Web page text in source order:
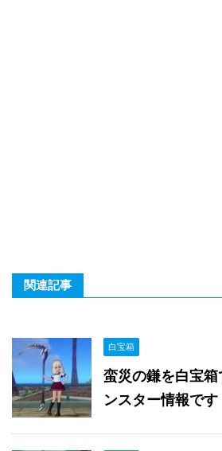
関連記事
白宝箱
蛮災の鎌を白宝
ンスター情報です